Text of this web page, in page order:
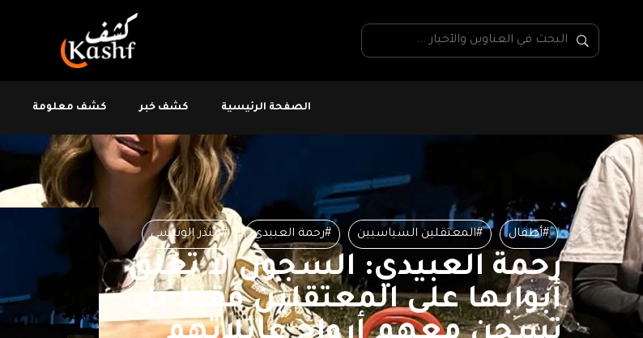
الصفحة الرئيسية كشف خبر كشف معلومة
#أطفال #المعتقلين السياسيين #رحمة العبيدي #منذر الونيسي
رحمة العبيدي: السجون لا تغلق
أبوابها على المعتقلين فقط بل